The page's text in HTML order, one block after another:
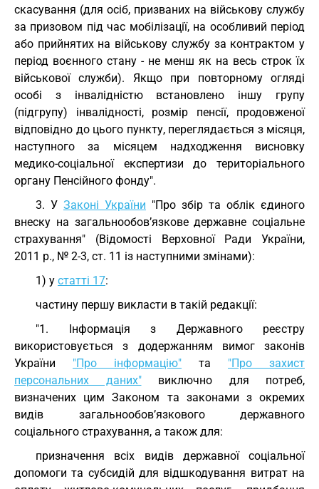
скасування (для осіб, призваних на військову службу
за призовом під час мобілізації, на особливий період
або прийнятих на військову службу за контрактом у
період воєнного стану - не менш як на весь строк їх
військової служби). Якщо при повторному огляді
особі з інвалідністю встановлено іншу групу
(підгрупу) інвалідності, розмір пенсії, продовженої
відповідно до цього пункту, переглядається з місяця,
наступного за місяцем надходження висновку
медико-соціальної експертизи до територіального
органу Пенсійного фонду".
3. У Законі України "Про збір та облік єдиного
внеску на загальнообов’язкове державне соціальне
страхування" (Відомості Верховної Ради України,
2011 р., № 2-3, ст. 11 із наступними змінами):
1) у статті 17:
частину першу викласти в такій редакції:
"1. Інформація з Державного реєстру
використовується з додержанням вимог законів
України "Про інформацію" та "Про захист
персональних даних"виключно для потреб,
визначених цим Законом та законами з окремих
видів загальнообов’язкового державного
соціального страхування, а також для:
призначення всіх видів державної соціальної
допомоги та субсидій для відшкодування витрат на